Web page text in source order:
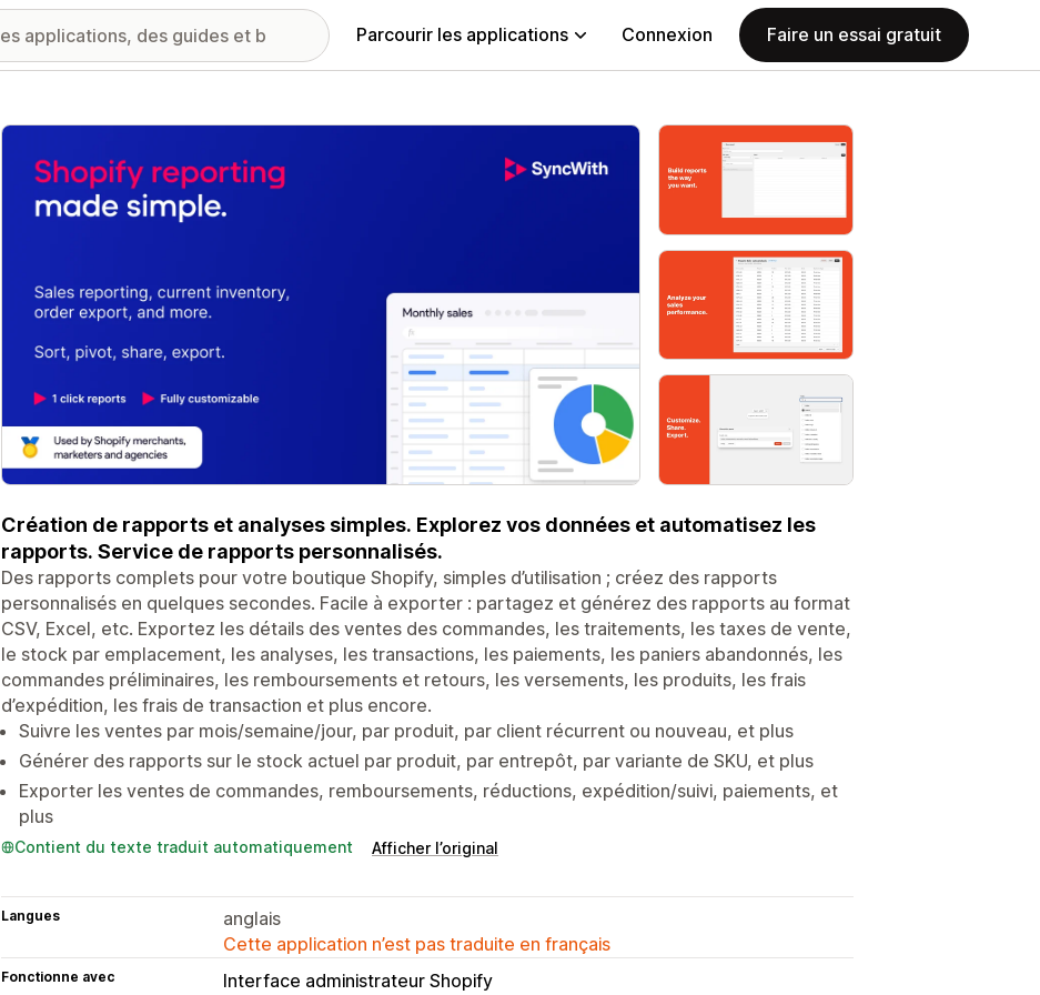
Parcourir les applications Connexion Faire un essai gratuit
Galerie d’images vedette
Création de rapports et analyses simples. Explorez vos données et automatisez les
rapports. Service de rapports personnalisés.
Des rapports complets pour votre boutique Shopify, simples d’utilisation ; créez des rapports
personnalisés en quelques secondes. Facile à exporter : partagez et générez des rapports au format
CSV, Excel, etc. Exportez les détails des ventes des commandes, les traitements, les taxes de vente,
le stock par emplacement, les analyses, les transactions, les paiements, les paniers abandonnés, les
commandes préliminaires, les remboursements et retours, les versements, les produits, les frais
d’expédition, les frais de transaction et plus encore.
Suivre les ventes par mois/semaine/jour, par produit, par client récurrent ou nouveau, et plus
Générer des rapports sur le stock actuel par produit, par entrepôt, par variante de SKU, et plus
Exporter les ventes de commandes, remboursements, réductions, expédition/suivi, paiements, et
plus
Contient du texte traduit automatiquement Afficher l’original
Langues
anglais
Cette application n’est pas traduite en français
Fonctionne avec Interface administrateur Shopify